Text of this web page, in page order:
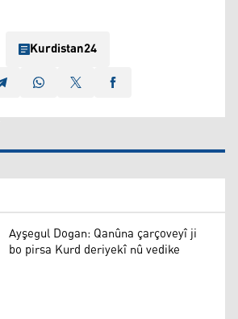
Kurdistan24
Ayşegul Dogan: Qanûna çarçoveyî ji
bo pirsa Kurd deriyekî nû vedike